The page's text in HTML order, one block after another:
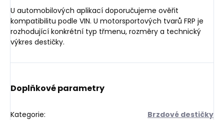
U automobilových aplikací doporučujeme ověřit
kompatibilitu podle VIN. U motorsportových tvarů FRP je
rozhodující konkrétní typ třmenu, rozměry a technický
výkres destičky.
Doplňkové parametry
Kategorie: Brzdové destičky